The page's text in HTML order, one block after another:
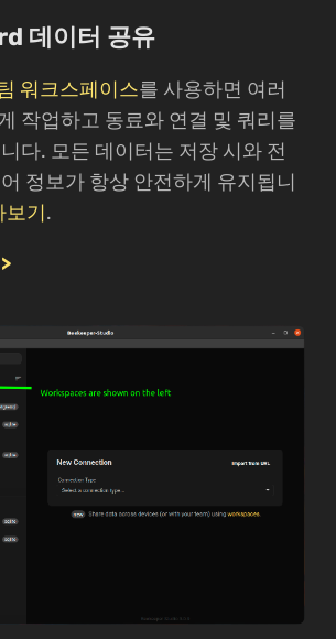
데이터 공유
워크스페이스를 사용하면 여러
작업하고 동료와 연결 및 쿼리를
다. 모든 데이터는 저장 시와 전
정보가 항상 안전하게 유지됩니
보기.